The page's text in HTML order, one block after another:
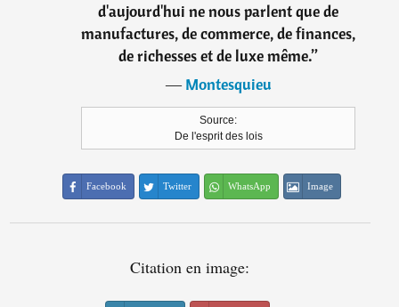
d'aujourd'hui ne nous parlent que de
manufactures, de commerce, de finances,
de richesses et de luxe même.”
―Montesquieu
Source:
De l'esprit des lois
Facebook Twitter WhatsApp Image
Citation en image: